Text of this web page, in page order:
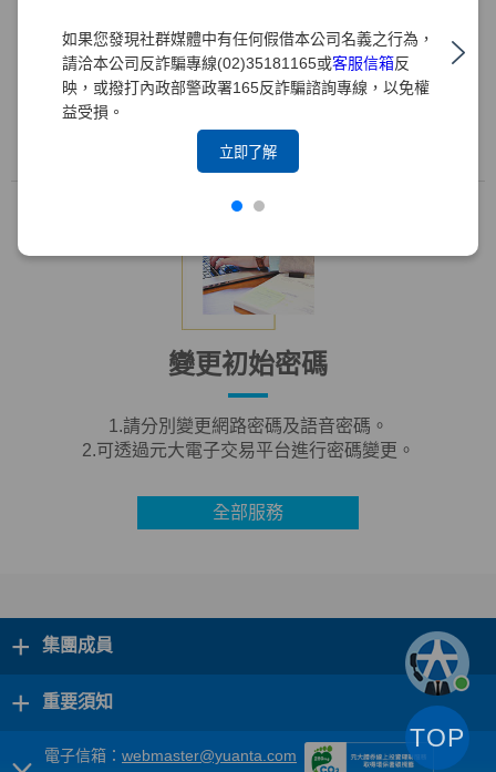
如果您發現社群媒體中有任何假借本公司名義之行為，
請洽本公司反詐騙專線(02)35181165或客服信箱反
映，或撥打內政部警政署165反詐騙諮詢專線，以免權
益受損。
立即了解
忘記密碼
1.忘記密碼。
2.已為證券、期貨或複委託電子戶。
3.該電腦存有本公司核發的有效電腦憑證。
變更初始密碼
1.請分別變更網路密碼及語音密碼。
2.可透過元大電子交易平台進行密碼變更。
全部服務
+ 集團成員
+ 重要須知
電子信箱： webmaster@yuanta.com
TOP